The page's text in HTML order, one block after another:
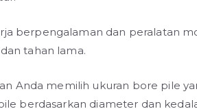
berpengalaman dan peralatan
tahan lama.
Anda memilih ukuran bore pile
berdasarkan diameter dan